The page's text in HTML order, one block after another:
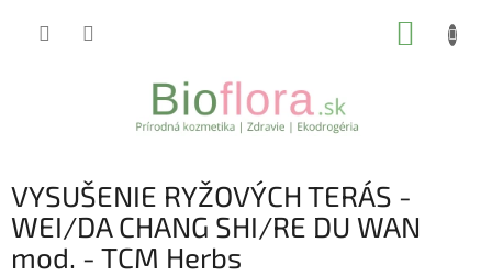
VYSUŠENIE RYŽOVÝCH TERÁS -
WEI/DA CHANG SHI/RE DU WAN
mod. - TCM Herbs